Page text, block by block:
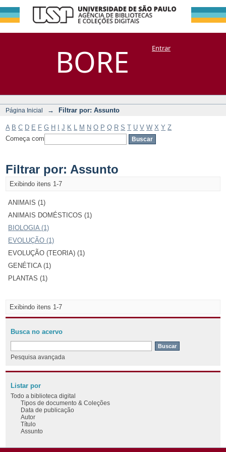
BORE
Filtrar por:
Assunto
DSpace/Manakin + CoriscoEntrar
Página Inicial → Filtrar por: Assunto
A B C D E F G H J K M N O P Q R S T U V W X Y Z
Começa com
Filtrar por: Assunto
Exibindo itens 1-7
ANIMAIS (1)
ANIMAIS DOMÉSTICOS (1)
BIOLOGIA (1)
EVOLUÇÃO (1)
EVOLUÇÃO (TEORIA) (1)
GENÉTICA (1)
PLANTAS (1)
Exibindo itens 1-7
Busca no acervo
Pesquisa avançada
Listar por
Todo a biblioteca digital
Tipos de documento & Coleções
Data de publicação
Autor
Título
Assunto